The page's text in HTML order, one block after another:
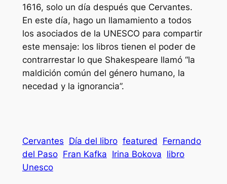
1616, solo un día después que Cervantes.
En este día, hago un llamamiento a todos
los asociados de la UNESCO para compartir
este mensaje: los libros tienen el poder de
contrarrestar lo que Shakespeare llamó “la
maldición común del género humano, la
necedad y la ignorancia”.
Cervantes Día del libro featured
Fernando
del Paso Fran Kafka Irina Bokova libro
Unesco